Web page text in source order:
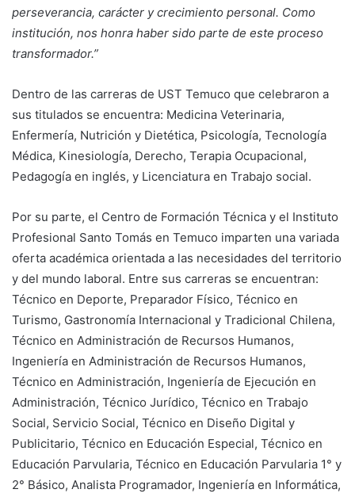
perseverancia, carácter y crecimiento personal. Como
institución, nos honra haber sido parte de este proceso
transformador.”
Dentro de las carreras de UST Temuco que celebraron a
sus titulados se encuentra: Medicina Veterinaria,
Enfermería, Nutrición y Dietética, Psicología, Tecnología
Médica, Kinesiología, Derecho, Terapia Ocupacional,
Pedagogía en inglés, y Licenciatura en Trabajo social.
Por su parte, el Centro de Formación Técnica y el Instituto
Profesional Santo Tomás en Temuco imparten una variada
oferta académica orientada a las necesidades del territorio
y del mundo laboral. Entre sus carreras se encuentran:
Técnico en Deporte, Preparador Físico, Técnico en
Turismo, Gastronomía Internacional y Tradicional Chilena,
Técnico en Administración de Recursos Humanos,
Ingeniería en Administración de Recursos Humanos,
Técnico en Administración, Ingeniería de Ejecución en
Administración, Técnico Jurídico, Técnico en Trabajo
Social, Servicio Social, Técnico en Diseño Digital y
Publicitario, Técnico en Educación Especial, Técnico en
Educación Parvularia, Técnico en Educación Parvularia 1° y
2° Básico, Analista Programador, Ingeniería en Informática,